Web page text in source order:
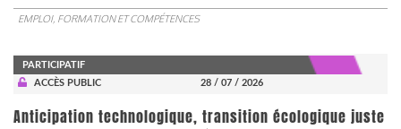
EMPLOI, FORMATION ET COMPÉTENCES
PARTICIPATIF
ACCÈS PUBLIC
28 / 07 / 2026
Anticipation technologique, transition écologique juste